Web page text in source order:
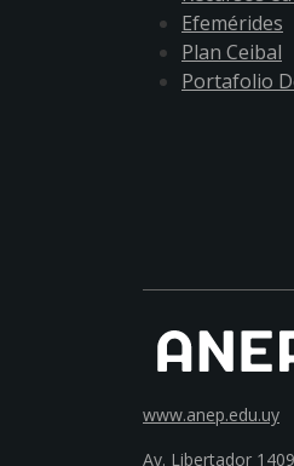
Efemérides
Plan Ceibal
Portafolio
www.anep.edu.uy
Av. Libertador